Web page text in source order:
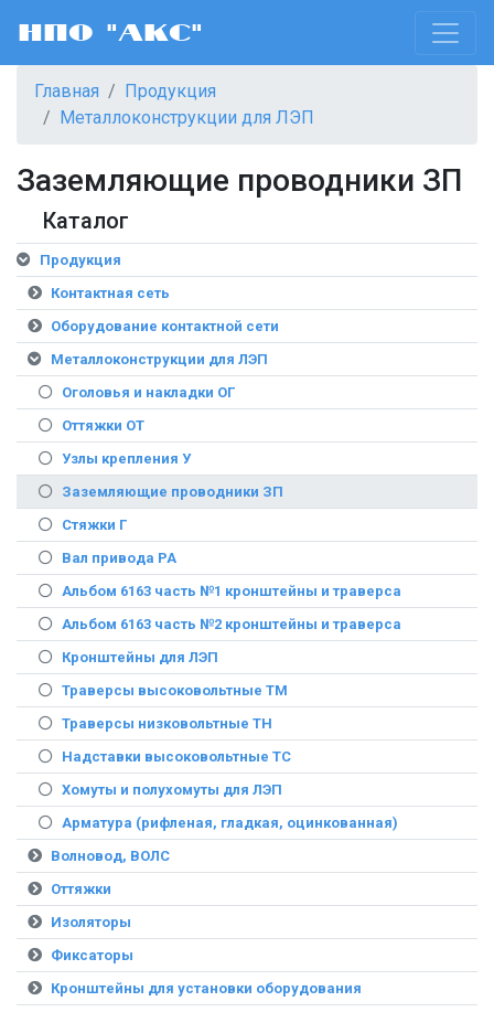
НПО "АКС"
Главная
Продукция
Металлоконструкции для ЛЭП
Заземляющие проводники ЗП
Каталог
Продукция
Контактная сеть
Оборудование контактной сети
Металлоконструкции для ЛЭП
Оголовья и накладки ОГ
Оттяжки ОТ
Узлы крепления У
Заземляющие проводники ЗП
Стяжки Г
Вал привода РА
Альбом 6163 часть №1 кронштейны и траверса
Альбом 6163 часть №2 кронштейны и траверса
Кронштейны для ЛЭП
Траверсы высоковольтные ТМ
Траверсы низковольтные ТН
Надставки высоковольтные ТС
Хомуты и полухомуты для ЛЭП
Арматура (рифленая, гладкая, оцинкованная)
Волновод, ВОЛС
Оттяжки
Изоляторы
Фиксаторы
Кронштейны для установки оборудования